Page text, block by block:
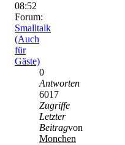
08:52
Forum:
Smalltalk
(Auch
für
Gäste)
0
Antworten
6017
Zugriffe
Letzter
Beitragvon
Monchen